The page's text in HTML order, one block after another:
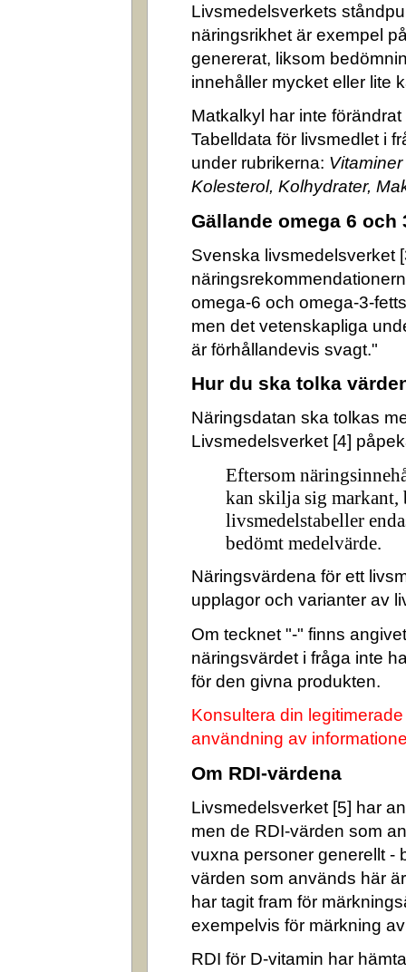
Livsmedelsverkets
näringsrikhet är exempel
genererat, liksom
innehåller mycket eller lite
Matkalkyl har inte
Tabelldata för livsmedlet i
under rubrikerna:
Kolesterol, Kolhydrater,
Gällande omega 6 och
Svenska livsmedelsverket
omega-6 och omega-3-
men det vetenskapliga
är förhållandevis svagt."
Hur du ska tolka
Näringsdatan ska tolkas
Livsmedelsverket [4]
Eftersom
kan skilja sig markant,
livsmedelstabeller
bedömt medelvärde.
Näringsvärdena för ett
upplagor och varianter av
Om tecknet "-" finns
näringsvärdet i fråga inte
för den givna produkten.
Konsultera din
användning av
Om RDI-värdena
Livsmedelsverket [5] har
men de RDI-värden som
vuxna personer generellt -
värden som används här
har tagit fram för
exempelvis för märkning
RDI för D-vitamin har